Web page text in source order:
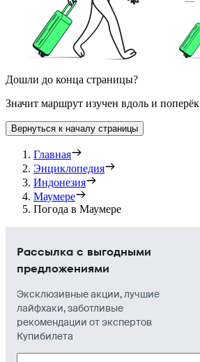
Дошли до конца страницы?
Значит маршрут изучен вдоль и поперёк
Вернуться к началу страницы
Главная
Энциклопедия
Индонезия
Маумере
Погода в Маумере
Рассылка с выгодными
предложениями
Эксклюзивные акции, лучшие
лайфхаки, заботливые
рекомендации от экспертов
Купибилета